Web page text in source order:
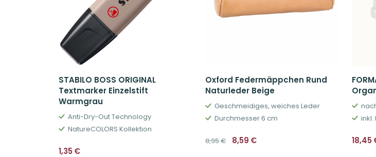
STABILO BOSS ORIGINAL
Textmarker Einzelstift
Warmgrau
Anti-Dry-Out Technology
NatureCOLORS Kollektion
1,35 €
Oxford Federmäppchen Rund
Naturleder Beige
Geschmeidiges, weiches Leder
Durchmesser 6 cm
8,95€ Ursprünglicher
Preis
8,59 € 18,45